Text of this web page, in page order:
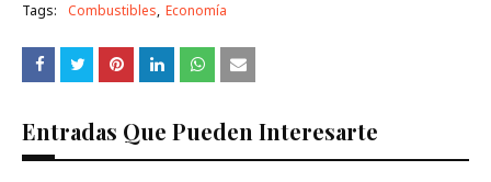
Tags: Combustibles Economía
Entradas Que Pueden Interesarte